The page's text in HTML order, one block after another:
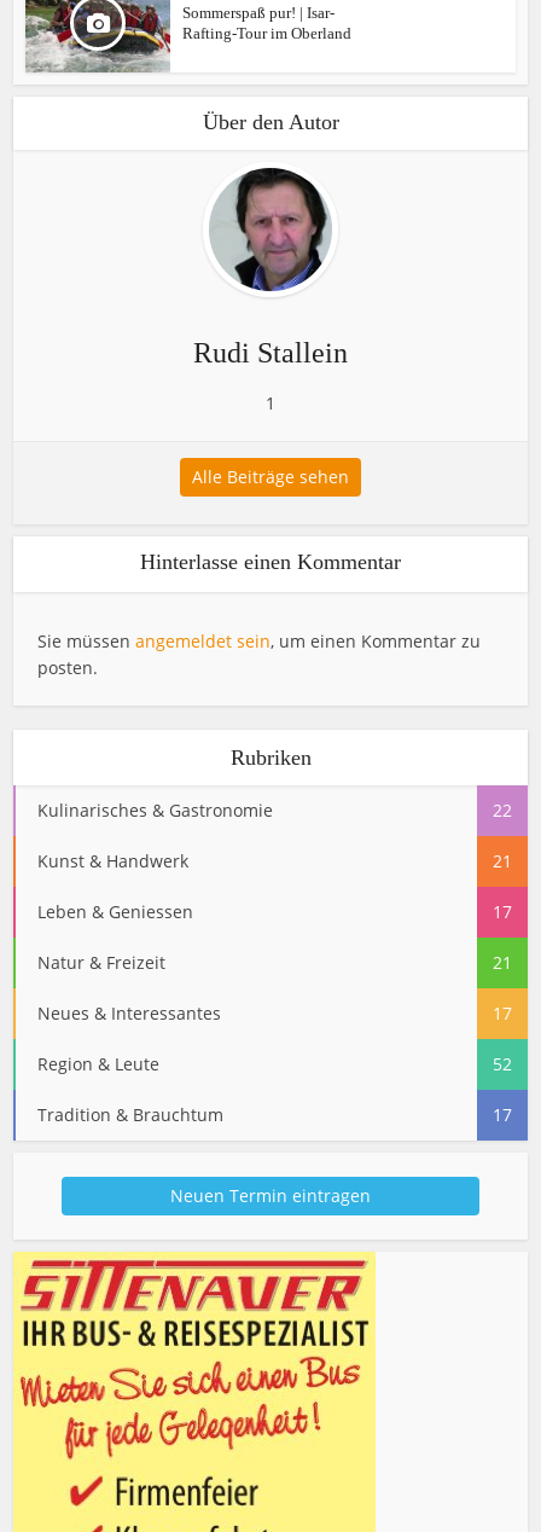
Sommerspaß pur! | Isar-
Rafting-Tour im Oberland
Über den Autor
Rudi Stallein
1
Alle Beiträge sehen
Hinterlasse einen Kommentar
Sie müssenangemeldet sein, um einen Kommentar zu
posten.
Rubriken
Kulinarisches & Gastronomie 22
Kunst & Handwerk 21
Leben & Geniessen 17
Natur & Freizeit 21
Neues & Interessantes 17
Region & Leute 52
Tradition & Brauchtum 17
Neuen Termin eintragen